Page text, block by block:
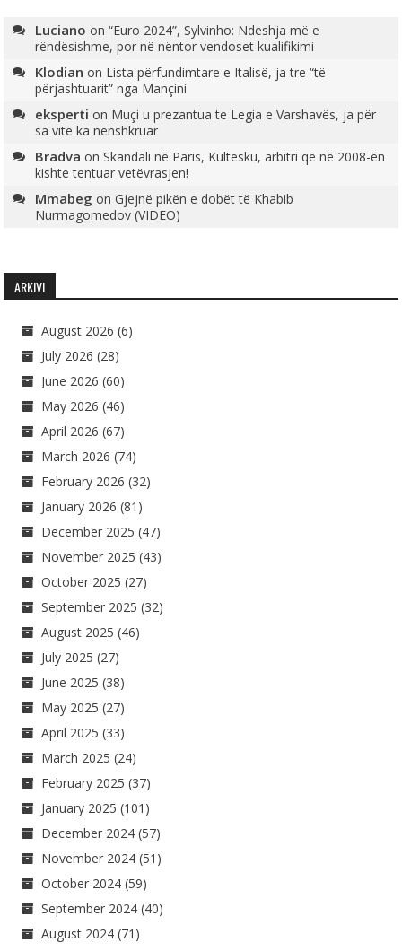
Luciano on“Euro 2024”, Sylvinho: Ndeshja më e
rëndësishme, por në nëntor vendoset kualifikimi
Klodian on Lista përfundimtare e Italisë, ja tre “të
përjashtuarit” nga Mançini
eksperti on Muçi u prezantua te Legia e Varshavës, ja për
sa vite ka nënshkruar
Bradva onSkandali në Paris, Kultesku, arbitri që në 2008-ën
kishte tentuar vetëvrasjen!
Mmabeg onGjejnë pikën e dobët të Khabib
Nurmagomedov (VIDEO)
ARKIVI
August 2026 (6)
July 2026 (28)
June 2026 (60)
May 2026 (46)
April 2026 (67)
March 2026 (74)
February 2026 (32)
January 2026 (81)
December 2025 (47)
November 2025 (43)
October 2025 (27)
September 2025 (32)
August 2025 (46)
July 2025 (27)
June 2025 (38)
May 2025 (27)
April 2025 (33)
March 2025 (24)
February 2025 (37)
January 2025 (101)
December 2024 (57)
November 2024 (51)
October 2024 (59)
September 2024 (40)
August 2024 (71)